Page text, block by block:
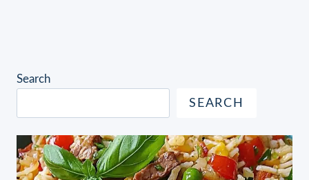
Search
SEARCH